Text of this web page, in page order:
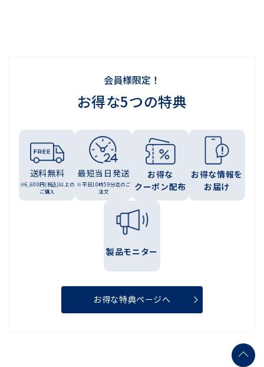
会員様限定！
お得な5つの特典
送料無料
※6,600円(税込)以上の
ご購入
最短当日発送
※平日10時59分迄のご
注文
お得な
クーポン配布
お得な情報を
お届け
製品モニター
お得な特典ページへ